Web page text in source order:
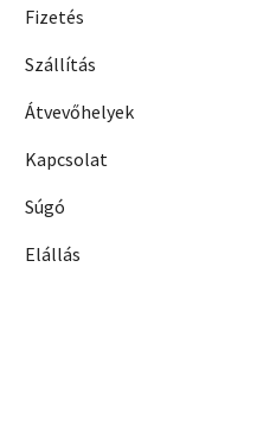
Fizetés
Szállítás
Átvevőhelyek
Kapcsolat
Súgó
Elállás